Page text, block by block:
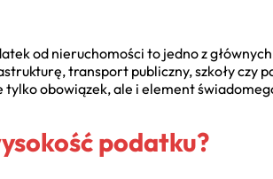
od nieruchomości to jedno z
transport publiczny, szkoły czy
tylko obowiązek, ale i element
podatku?